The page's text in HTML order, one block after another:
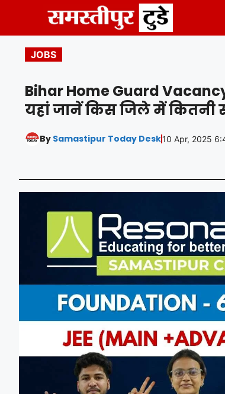
content
JOBS
Bihar Home Guard Vacancy
यहां जानें किस जिले में कितनी
By Samastipur Today Desk10 Apr, 2025